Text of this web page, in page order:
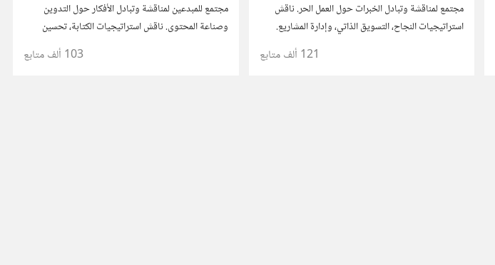
مجتمع لمناقشة وتبادل الخبرات حول العمل الحر. ناقش
استراتيجيات النجاح، التسويق الذاتي، وإدارة المشاريع.
شارك قصصك، نصائحك، وأسئلتك، وتواصل مع محترفين
121 ألف متابع
مجتمع للمبدعين لمناقشة وتبادل الأفكار حول التدوين
وصناعة المحتوى. ناقش استراتيجيات الكتابة، تحسين
محركات البحث، وإنتاج المحتوى المرئي والمسموع. شارك
أفكارك وأسئلتك، وتواصل مع كتّاب ومبدعين آخرين.
103 ألف متابع